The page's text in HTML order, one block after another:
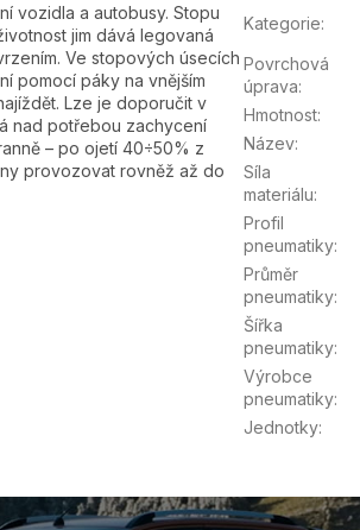
vozidla a autobusy. Stopu
jim dává legovaná
Ve stopových úsecích
pomocí páky na vnějším
Lze je doporučit v
nad potřebou zachycení
– po ojetí 40÷50% z
provozovat rovněž až do
Kategorie:
Povrchová
úprava:
Hmotnost:
Název:
Síla
materiálu:
Profil
pneumatiky:
Průměr
pneumatiky:
Šířka
pneumatiky:
Výrobce
pneumatiky:
Jednotky: